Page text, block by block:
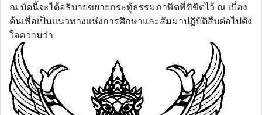
ณ บัดนี้จะได้อธิบายขยายกระทู้ธรรมภาษิตที่ขิขิตไว้ ณ เบื่อง
ต้นเพื่อเป็นแนวทางแห่งการศึกษาและสัมมาปฎิบัติสืบต่อไปดัง
ใจความว่า